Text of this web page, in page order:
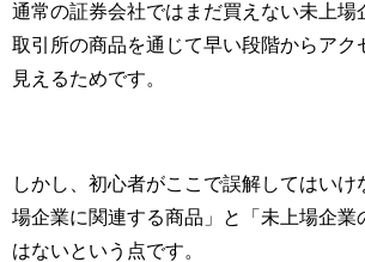
通常の証券会社ではまだ買えない未上場
取引所の商品を通じて早い段階からアク
見えるためです。
しかし、初心者がここで誤解してはいけ
場企業に関連する商品」と「未上場企業
はないという点です。